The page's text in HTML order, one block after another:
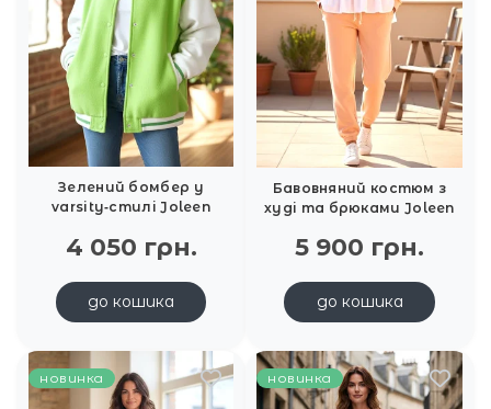
Зелений бомбер у
varsity‑стилі Joleen
4 050 грн.
до кошика
Бавовняний костюм з
худі та брюками Joleen
5 900 грн.
до кошика
новинка новинка